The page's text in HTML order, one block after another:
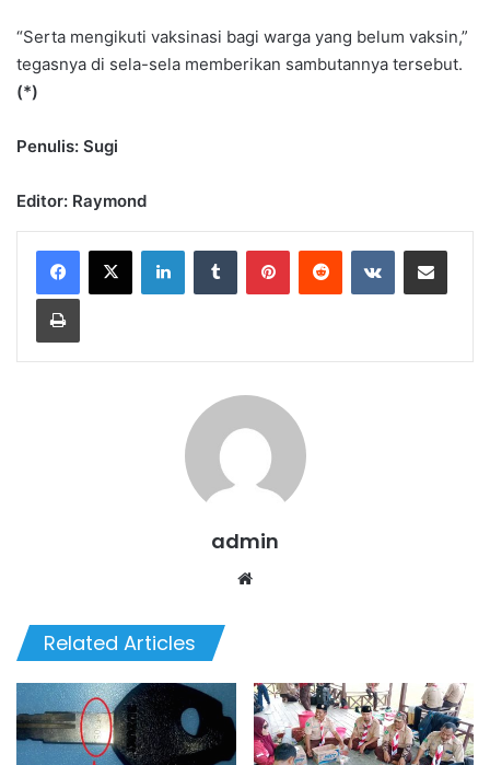
“Serta mengikuti vaksinasi bagi warga yang belum vaksin,”
tegasnya di sela-sela memberikan sambutannya tersebut.
(*)
Penulis: Sugi
Editor: Raymond
admin
Related Articles